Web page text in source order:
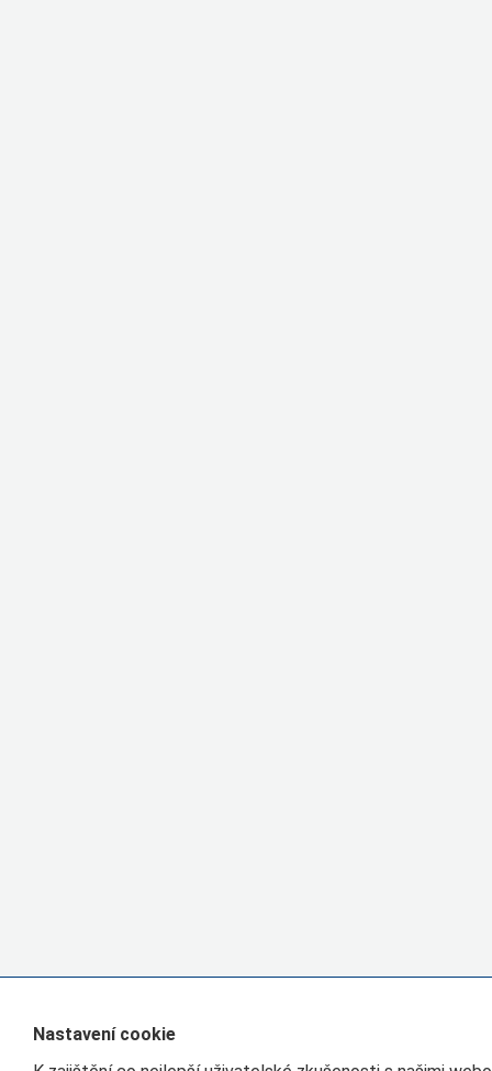
Nastavení cookie